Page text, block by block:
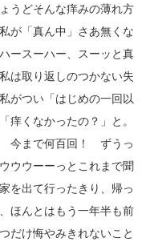
うどそんな痒みの薄れ方
が「真ん中」さあ無くな
ースーハー、スーッと真
は取り返しのつかない失
がつい「はじめの一回以
くなかったの？」と。
今まで何百回！ ずうっ
ウウーーっとこれまで聞
出て行ったきり、帰っ
ほんとはもう一年半も前
だけ悔やみきれないこと